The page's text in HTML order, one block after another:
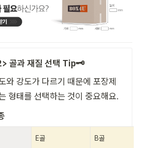
골과 재질 선택 Tip🗝️
와 강도가 다르기 때문에 포장제
형태를 선택하는 것이 중요해요.
E골 B골